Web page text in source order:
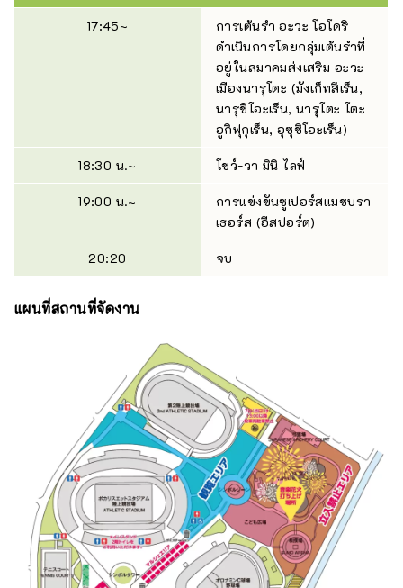
17:45~
การเต้นรำ อะวะ โอโดริ
ดำเนินการโดยกลุ่มเต้นรำที่
อยู่ในสมาคมส่งเสริม อะวะ
เมืองนารุโตะ (มังเก็ทสึเร็น,
นารุชิโอะเร็น, นารุโตะ โตะ
อูกิฟุกุเร็น, อุซุชิโอะเร็น)
18:30 น.~ โชว์-วา มินิ ไลฟ์
19:00 น.~
การแข่งขันซูเปอร์สแมชบรา
เธอร์ส (อีสปอร์ต)
20:20 จบ
แผนที่สถานที่จัดงาน